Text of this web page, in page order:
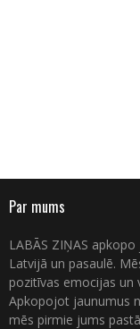
Par mums
LABĀS ZIŅAS
Latvijā un pasaulē.
pozitīvas emocijas un
Apkopojot jaunumus
mēs pirmie jums